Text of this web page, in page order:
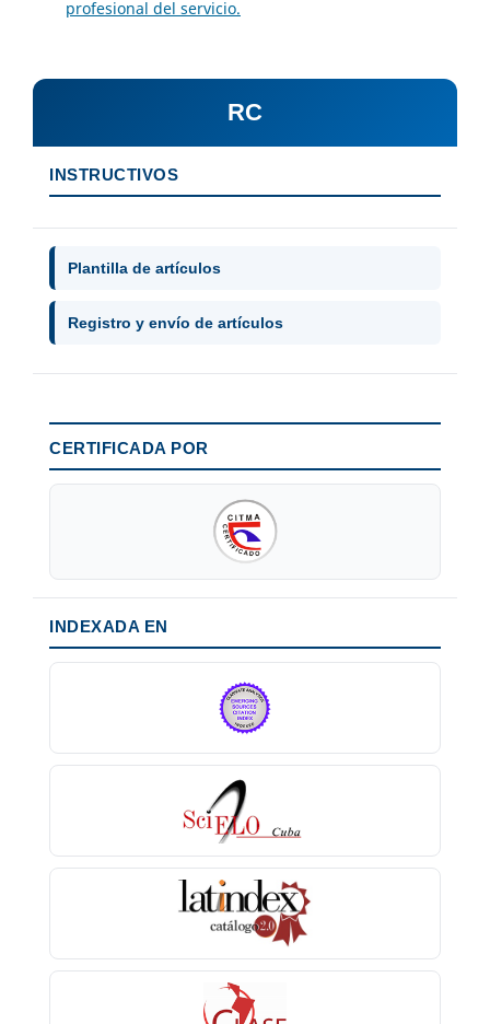
profesional del servicio.
RC
INSTRUCTIVOS
Plantilla de artículos
Registro y envío de artículos
CERTIFICADA POR
INDEXADA EN